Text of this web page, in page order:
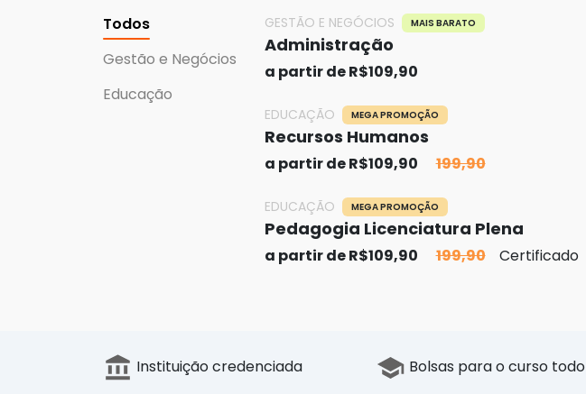
Todos
Gestão e Negócios
Educação
GESTÃO E NEGÓCIOS MAIS BARATO
Administração
a partir de R$109,90
EDUCAÇÃO MEGA PROMOÇÃO
Recursos Humanos
a partir de R$109,90 199,90
EDUCAÇÃO MEGA PROMOÇÃO
Pedagogia Licenciatura Plena
a partir de R$109,90 199,90 Certificado
Instituição credenciada Bolsas para o curso todo